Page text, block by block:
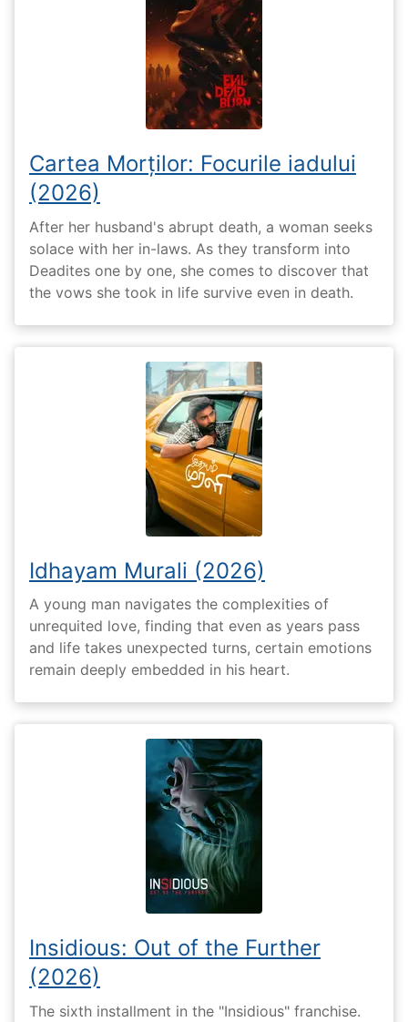
Cartea Morților: Focurile iadului
(2026)
After her husband's abrupt death, a woman seeks
solace with her in-laws. As they transform into
Deadites one by one, she comes to discover that
the vows she took in life survive even in death.
Idhayam Murali (2026)
A young man navigates the complexities of
unrequited love, finding that even as years pass
and life takes unexpected turns, certain emotions
remain deeply embedded in his heart.
Insidious: Out of the Further
(2026)
The sixth installment in the "Insidious" franchise.